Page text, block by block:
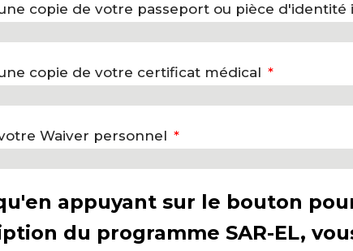
copie de votre passeport ou pièce d'identité
copie de votre certificat médical
Waiver personnel
appuyant sur le bouton
du programme SAR-EL,